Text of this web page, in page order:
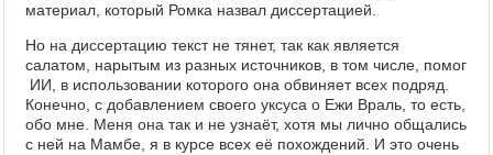
материал, который Ромка назвал диссертацией.
Но на диссертацию текст не тянет, так как является
салатом, нарытым из разных источников, в том числе, помог
ИИ, в использовании которого она обвиняет всех подряд.
Конечно, с добавлением своего уксуса о Ежи Враль, то есть,
обо мне. Меня она так и не узнаёт, хотя мы лично общались
с ней на Мамбе, я в курсе всех её похождений. И это очень